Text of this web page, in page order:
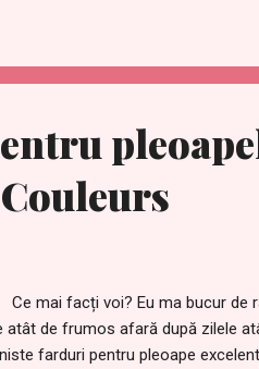
should only be created if the
but it has to make you knees
mai facți voi? Eu ma bucur de
atât de frumos afară după zilele
farduri pentru pleoape